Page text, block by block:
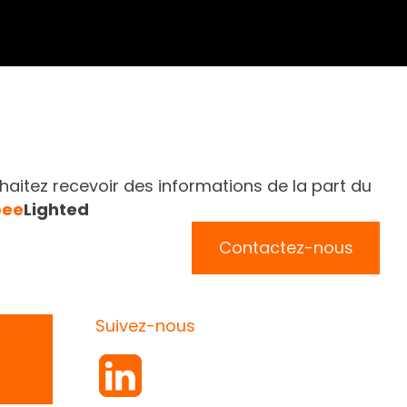
recevoir des informations de la part du
Lighted
Contactez-nous
Suivez-nous